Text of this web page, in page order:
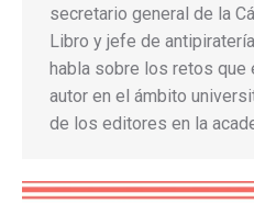
secretario general de la
Libro y jefe de
habla sobre los retos que
autor en el ámbito
de los editores en la